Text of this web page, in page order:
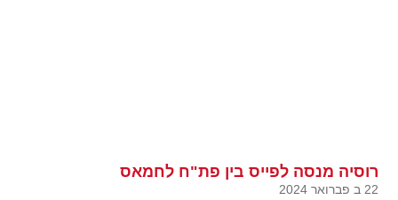
רוסיה מנסה לפייס בין פת"ח לחמאס
22 ב פברואר 2024